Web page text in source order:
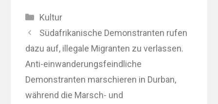
Kategorien
Kultur
Südafrikanische Demonstranten rufen
dazu auf, illegale Migranten zu verlassen.
Anti-einwanderungsfeindliche
Demonstranten marschieren in Durban,
während die Marsch- und